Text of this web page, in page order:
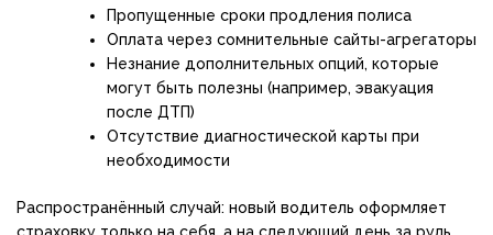
Пропущенные сроки продления полиса
Оплата через сомнительные сайты-агрегаторы
Незнание дополнительных опций, которые
могут быть полезны (например, эвакуация
после ДТП)
Отсутствие диагностической карты при
необходимости
Распространённый случай: новый водитель оформляет